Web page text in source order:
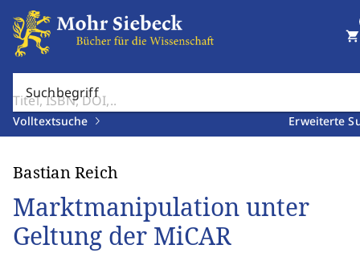
Suchbegriff
Volltextsuche Erweiterte
shopping_cart
Bastian Reich
Marktmanipulation unter
Geltung der MiCAR